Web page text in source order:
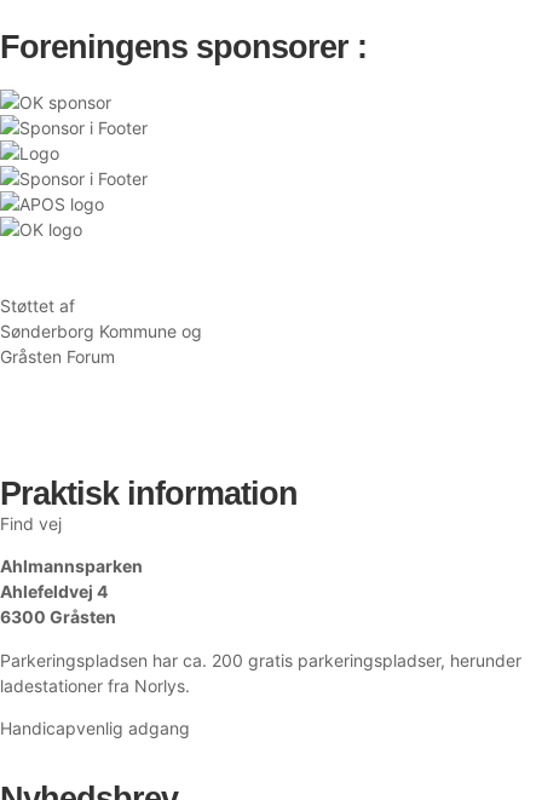
Foreningens sponsorer :
Støttet af
Sønderborg Kommune og
Gråsten Forum
Praktisk information
Find vej
Ahlmannsparken
Ahlefeldvej 4
6300 Gråsten
Parkeringspladsen har ca. 200 gratis parkeringspladser, herunder
ladestationer fra Norlys.
Handicapvenlig adgang